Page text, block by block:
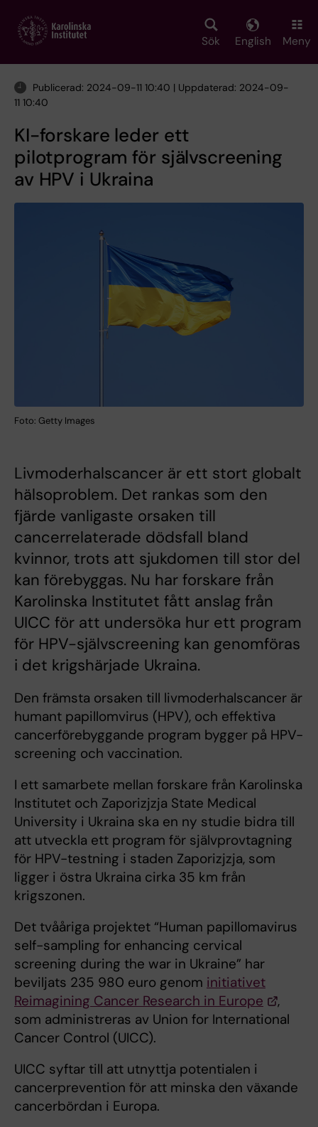
main
Sök English Meny
Publicerad: 2024-09-11 10:40 | Uppdaterad: 2024-09-
11 10:40
KI-forskare leder ett
pilotprogram för självscreening
av HPV i Ukraina
Foto: Getty Images
Livmoderhalscancer är ett stort globalt
hälsoproblem. Det rankas som den
fjärde vanligaste orsaken till
cancerrelaterade dödsfall bland
kvinnor, trots att sjukdomen till stor del
kan förebyggas. Nu har forskare från
Karolinska Institutet fått anslag från
UICC för att undersöka hur ett program
för HPV-självscreening kan genomföras
i det krigshärjade Ukraina.
Den främsta orsaken till livmoderhalscancer är
humant papillomvirus (HPV), och effektiva
cancerförebyggande program bygger på HPV-
screening och vaccination.
I ett samarbete mellan forskare från Karolinska
Institutet och Zaporizjzja State Medical
University i Ukraina ska en ny studie bidra till
att utveckla ett program för självprovtagning
för HPV-testning i staden Zaporizjzja, som
ligger i östra Ukraina cirka 35 km från
krigszonen.
Det tvååriga projektet “Human papillomavirus
self-sampling for enhancing cervical
screening during the war in Ukraine” har
beviljats 235 980 euro genom initiativet
Reimagining Cancer Research in Europe
,
som administreras av Union for International
Cancer Control (UICC).
UICC syftar till att utnyttja potentialen i
cancerprevention för att minska den växande
cancerbördan i Europa.